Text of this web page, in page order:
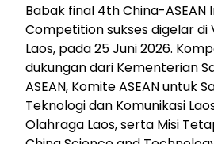
Babak final 4th China-
Competition sukses digelar di
Laos, pada 25 Juni 2026.
dukungan dari Kementerian
ASEAN, Komite ASEAN untuk
Teknologi dan Komunikasi
Olahraga Laos, serta Misi